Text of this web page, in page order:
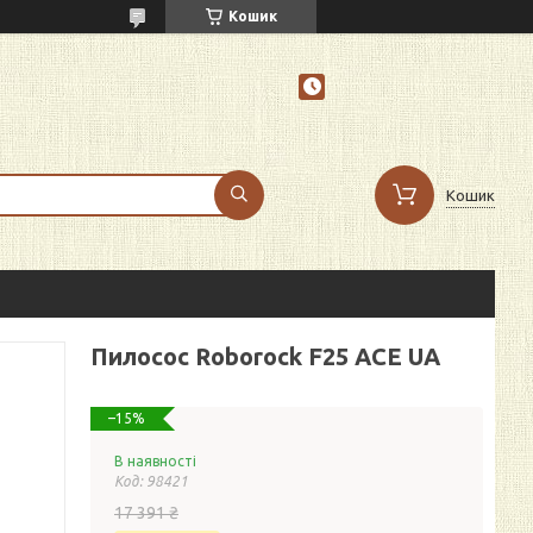
Кошик
Кошик
Пилосос Roborock F25 ACE UA
–15%
В наявності
Код: 98421
17 391 ₴